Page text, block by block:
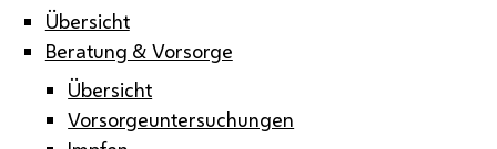
Übersicht
Beratung & Vorsorge
Übersicht
Vorsorgeuntersuchungen